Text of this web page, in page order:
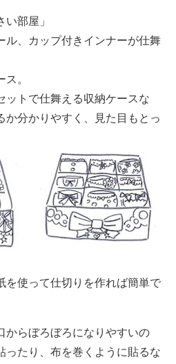
い部屋」
ル、カップ付きインナーが仕舞
。
ットで仕舞える収納ケースな
か分かりやすく、見た目もとっ
を使って仕切りを作れば簡単で
からぼろぼろになりやすいの
ったり、布を巻くように貼るな